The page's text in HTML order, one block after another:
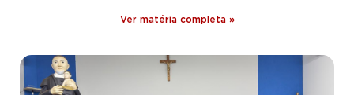
Ver matéria completa »